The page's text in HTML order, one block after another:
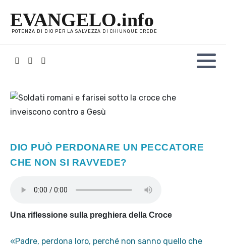
EVANGELO.info
POTENZA DI DIO PER LA SALVEZZA DI CHIUNQUE CREDE
DIO PUÒ PERDONARE UN PECCATORE
CHE NON SI RAVVEDE?
Una riflessione sulla preghiera della Croce
«Padre, perdona loro, perché non sanno quello che